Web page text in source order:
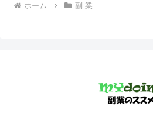
ホーム 副 業